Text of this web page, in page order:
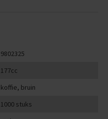
9802325
177cc
koffie, bruin
1000 stuks